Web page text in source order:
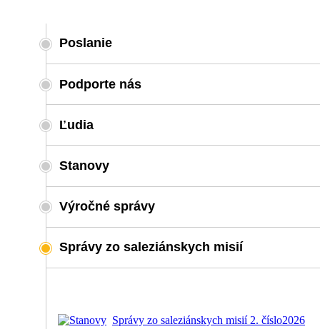
Poslanie
Podporte nás
Ľudia
Stanovy
Výročné správy
Správy zo saleziánskych misií
Správy zo saleziánskych misií 2. číslo2026